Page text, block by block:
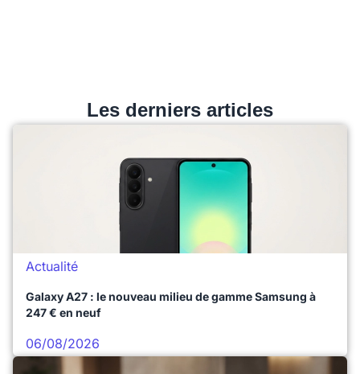
Les derniers articles
Actualité
Galaxy A27 : le nouveau milieu de gamme Samsung à
247 € en neuf
06/08/2026